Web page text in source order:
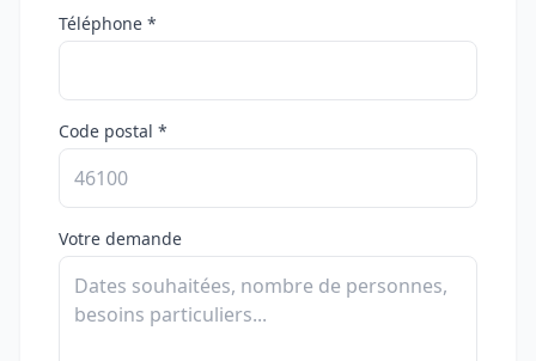
Téléphone *
Code postal *
Votre demande